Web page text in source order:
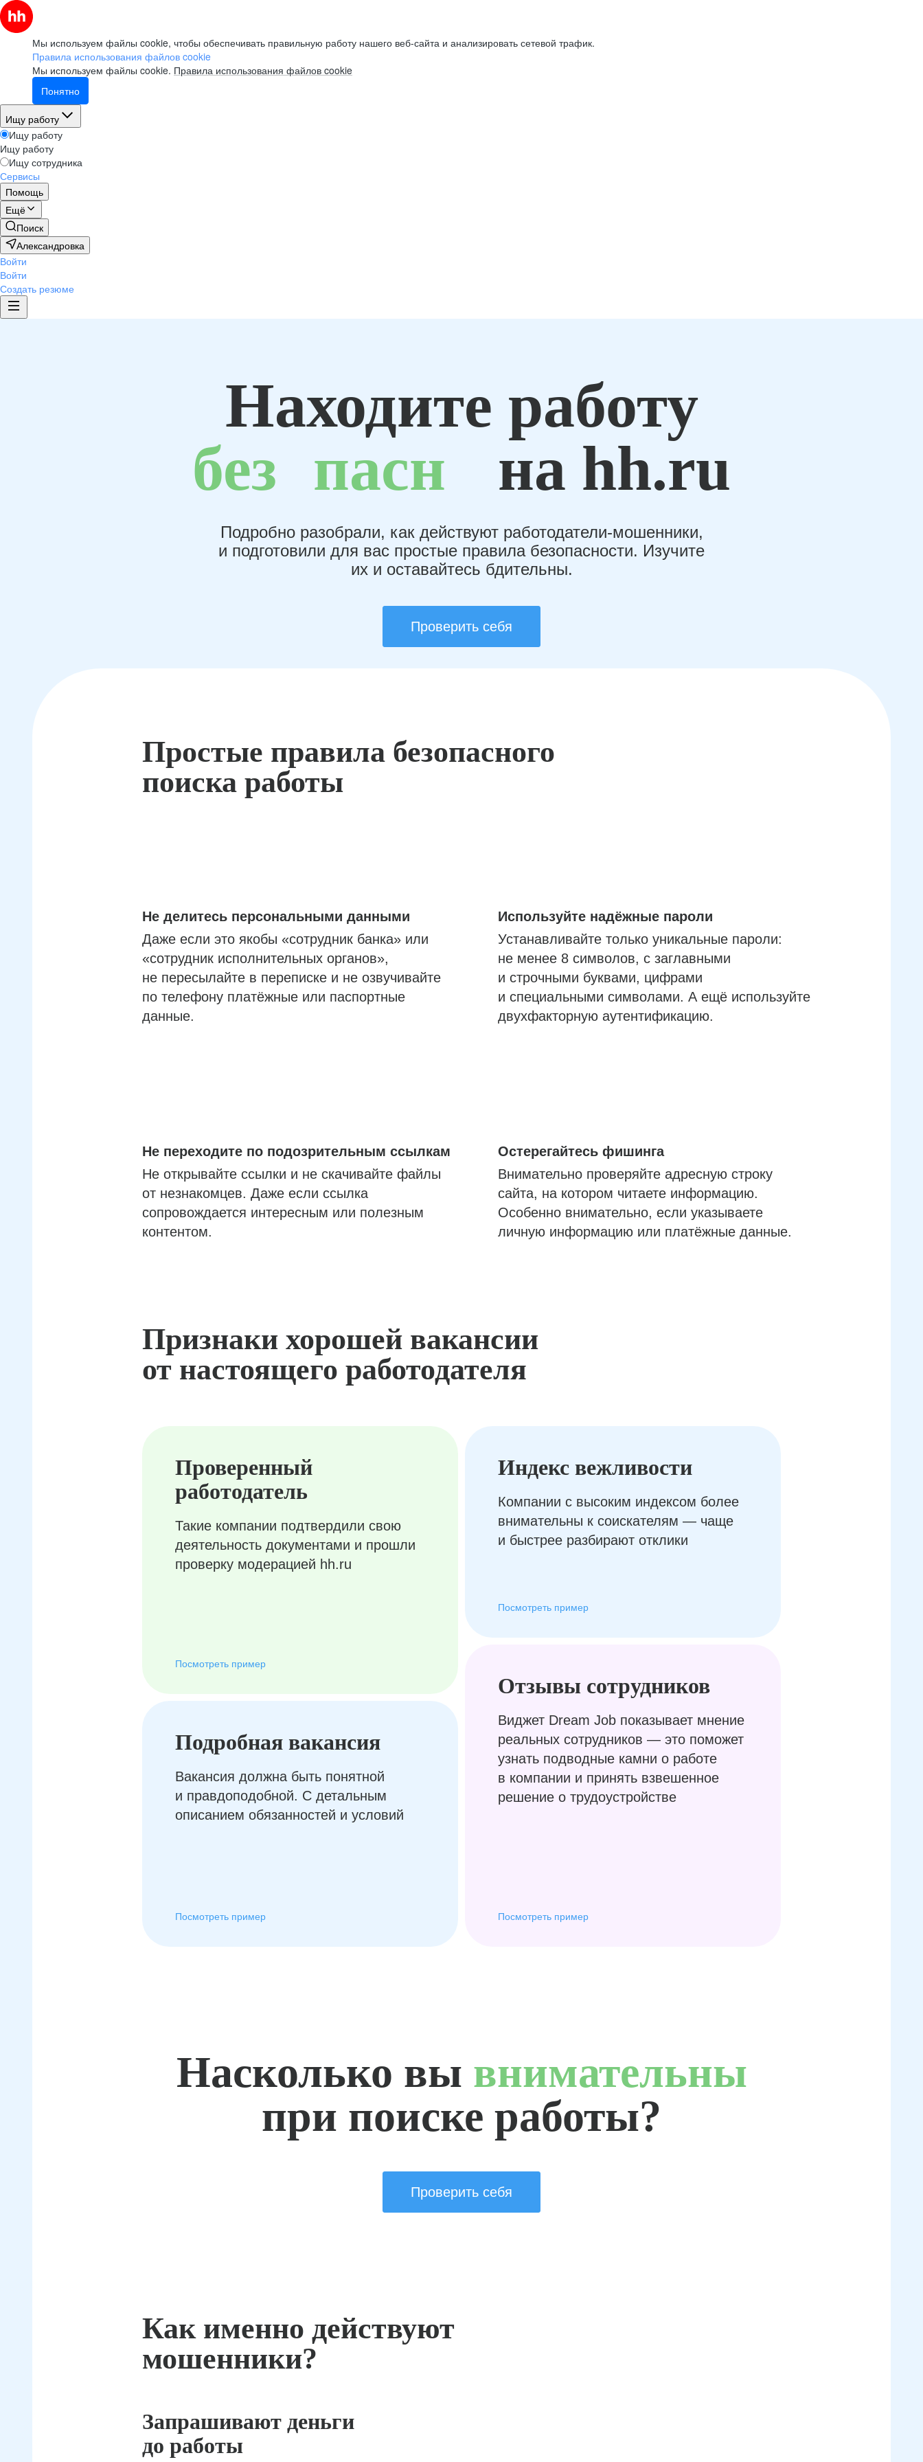
Мы используем файлы cookie, чтобы обеспечивать правильную работу нашего веб-сайта и анализировать сетевой трафик.
Правила использования файлов cookie
Мы используем файлы cookie. Правила использования файлов cookie
Понятно
Ищу работу
Ищу работу
Ищу работу
Ищу сотрудника
Сервисы
Помощь
Ещё
Поиск
Александровка
Войти
Войти
Создать резюме
Находите работу
без пасн на hh.ru
Подробно разобрали, как действуют работодатели-мошенники,
и подготовили для вас простые правила безопасности. Изучите
их и оставайтесь бдительны.
Проверить себя
Простые правила безопасного
поиска работы
Не делитесь персональными данными
Даже если это якобы «сотрудник банка» или
«сотрудник исполнительных органов»,
не пересылайте в переписке и не озвучивайте
по телефону платёжные или паспортные
данные.
Используйте надёжные пароли
Устанавливайте только уникальные пароли:
не менее 8 символов, с заглавными
и строчными буквами, цифрами
и специальными символами. А ещё используйте
двухфакторную аутентификацию.
Не переходите по подозрительным ссылкам
Не открывайте ссылки и не скачивайте файлы
от незнакомцев. Даже если ссылка
сопровождается интересным или полезным
контентом.
Остерегайтесь фишинга
Внимательно проверяйте адресную строку
сайта, на котором читаете информацию.
Особенно внимательно, если указываете
личную информацию или платёжные данные.
Признаки хорошей вакансии
от настоящего работодателя
Проверенный
работодатель
Такие компании подтвердили свою
деятельность документами и прошли
проверку модерацией hh.ru
Посмотреть пример
Подробная вакансия
Вакансия должна быть понятной
и правдоподобной. С детальным
описанием обязанностей и условий
Посмотреть пример
Отзывы сотрудников
Виджет Dream Job показывает мнение
реальных сотрудников — это поможет
узнать подводные камни о работе
в компании и принять взвешенное
решение о трудоустройстве
Посмотреть пример
Индекс вежливости
Компании с высоким индексом более
внимательны к соискателям — чаще
и быстрее разбирают отклики
Посмотреть пример
Насколько вы внимательны
при поиске работы?
Проверить себя
Как именно действуют
мошенники?
Запрашивают деньги
до работы